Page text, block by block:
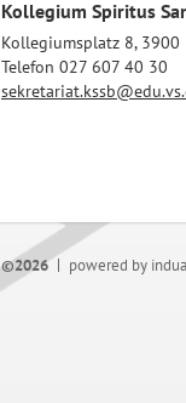
Kollegium Spiritus
Kollegiumsplatz 8, 3900
Telefon 027 607 40 30
©2026 powered by